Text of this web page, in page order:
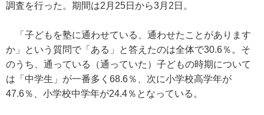
調査を行った。期間は2月25日から3月2日。
「子どもを塾に通わせている、通わせたことがあります
か」という質問で「ある」と答えたのは全体で30.6％。そ
のうち、通っている（通っていた）子どもの時期について
は「中学生」が一番多く68.6％、次に小学校高学年が
47.6％、小学校中学年が24.4％となっている。